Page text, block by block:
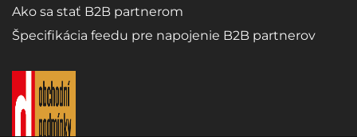
Ako sa stať B2B partnerom
Špecifikácia feedu pre napojenie B2B partnerov